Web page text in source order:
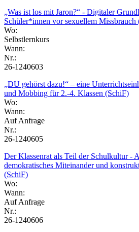
„Was ist los mit Jaron?“ - Digitaler
Schüler*innen vor sexuellem Missbrauch
Wo:
Selbstlernkurs
Wann:
Nr.:
26-1240603
„DU gehörst dazu!“ – eine
und Mobbing für 2.-4. Klassen (SchiF)
Wo:
Wann:
Auf Anfrage
Nr.:
26-1240605
Der Klassenrat als Teil der Schulkultur -
demokratisches Miteinander und
(SchiF)
Wo:
Wann:
Auf Anfrage
Nr.:
26-1240606